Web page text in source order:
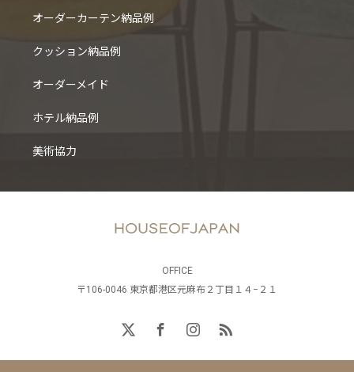
オーダーカーテン納品例
クッション納品例
オーダーメイド
ホテル納品例
美術協力
OFFICE
〒106-0046 東京都港区元麻布２丁目１４−２１